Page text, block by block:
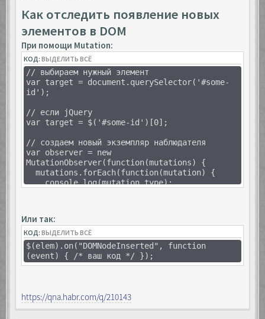
Как отследить появление новых
элементов в DOM
При помощи Mutation:
КОД:ВЫДЕЛИТЬ ВСЁ
// выбираем нужный элемент
var target = document.querySelector('#some-
id');
// если jQuery
var target = $('#some-id')[0];
// создаем новый экземпляр наблюдателя
var observer = new
MutationObserver(function(mutations) {
mutations.forEach(function(mutation) {
console.log(mutation.type);
// создаем конфигурации для наблюдателя
var config = { attributes: true, childList:
true, characterData: true };
// запускаем механизм наблюдения
// позже, если надо, прекращаем наблюдение
observer.disconnect();
Или так:
КОД:ВЫДЕЛИТЬ ВСЁ
$(elem).on("DOMNodeInserted", function
(event) { /* ваш код */ });
https://qna.habr.com/q/210143